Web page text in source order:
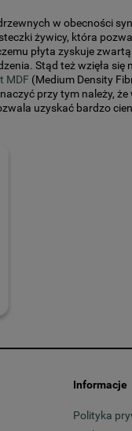
w obecności
żywicy, która
płyta zyskuje
Stąd też wzięła się
MDF (Medium Density
przy tym należy,
uzyskać bardzo
trwałości, płyta HDF
frezować i
pozwalają na
laminatem
wyczarować
ważne - wykazuje
starych,
Informacje
Polityka